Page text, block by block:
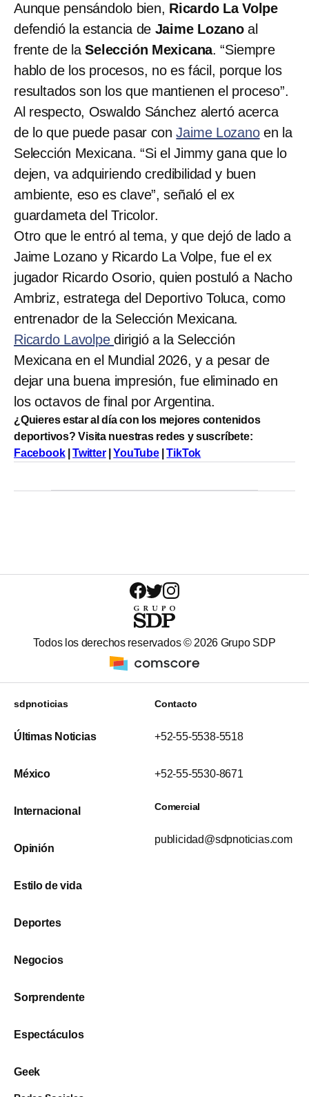
Aunque pensándolo bien, Ricardo La Volpe
defendió la estancia de Jaime Lozanoal
frente de laSelección Mexicana. “Siempre
hablo de los procesos, no es fácil, porque los
resultados son los que mantienen el proceso”.
Al respecto, Oswaldo Sánchez alertó acerca
de lo que puede pasar conJaime Lozanoen la
Selección Mexicana. “Si el Jimmy gana que lo
dejen, va adquiriendo credibilidad y buen
ambiente, eso es clave”, señaló el ex
guardameta del Tricolor.
Otro que le entró al tema, y que dejó de lado a
Jaime Lozano y Ricardo La Volpe, fue el ex
jugador Ricardo Osorio, quien postuló a Nacho
Ambriz, estratega del Deportivo Toluca, como
entrenador de la Selección Mexicana.
Ricardo Lavolpedirigió a la Selección
Mexicana en el Mundial 2026, y a pesar de
dejar una buena impresión, fue eliminado en
los octavos de final por Argentina.
¿Quieres estar al día con los mejores contenidos
deportivos? Visita nuestras redes y suscríbete:
Facebook|Twitter| YouTube|TikTok
Todos los derechos reservados © 2026 Grupo SDP
sdpnoticias
Últimas Noticias
México
Internacional
Opinión
Estilo de vida
Deportes
Negocios
Sorprendente
Espectáculos
Geek
Contacto
+52-55-5538-5518
+52-55-5530-8671
Comercial
publicidad@sdpnoticias.com